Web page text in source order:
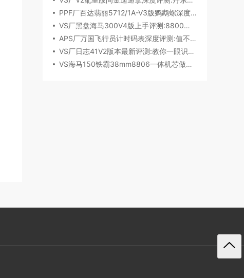
PPF厂百达翡丽5712/1A-V3版鹦鹉螺深度评测:细节升级直击正品
VS厂黑盘海马300V4版上手评测:8800一体机芯加持,复刻天花板实至名归?
APS厂万国飞行员计时码表深度评测:值不值得入手？
VS厂日志41V2版本最新评测:教你一眼识破假VS
VS海马150铁霸38mm8806一体机芯做工细节深度评测